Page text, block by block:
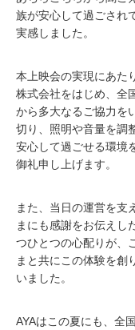
族が安心して過ごされ
実感しました。
本上映会の実現にあた
株式会社をはじめ、全
から多大なるご協力を
切り、照明や音量を調
安心して過ごせる環境
御礼申し上げます。
また、当日の運営を支
まにも感謝をお伝えし
つひとつの心配りが、
まと共にこの体験を創
いました。
AYAはこの夏にも、全